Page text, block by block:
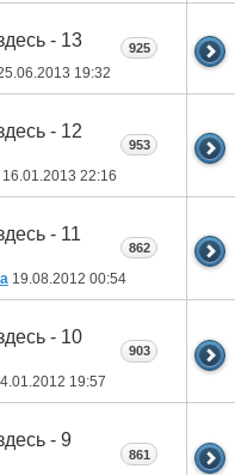
- 13
19:32
925
- 12
16.01.2013 22:16
953
- 11
19.08.2012 00:54
862
- 10
19:57
903
- 9
861